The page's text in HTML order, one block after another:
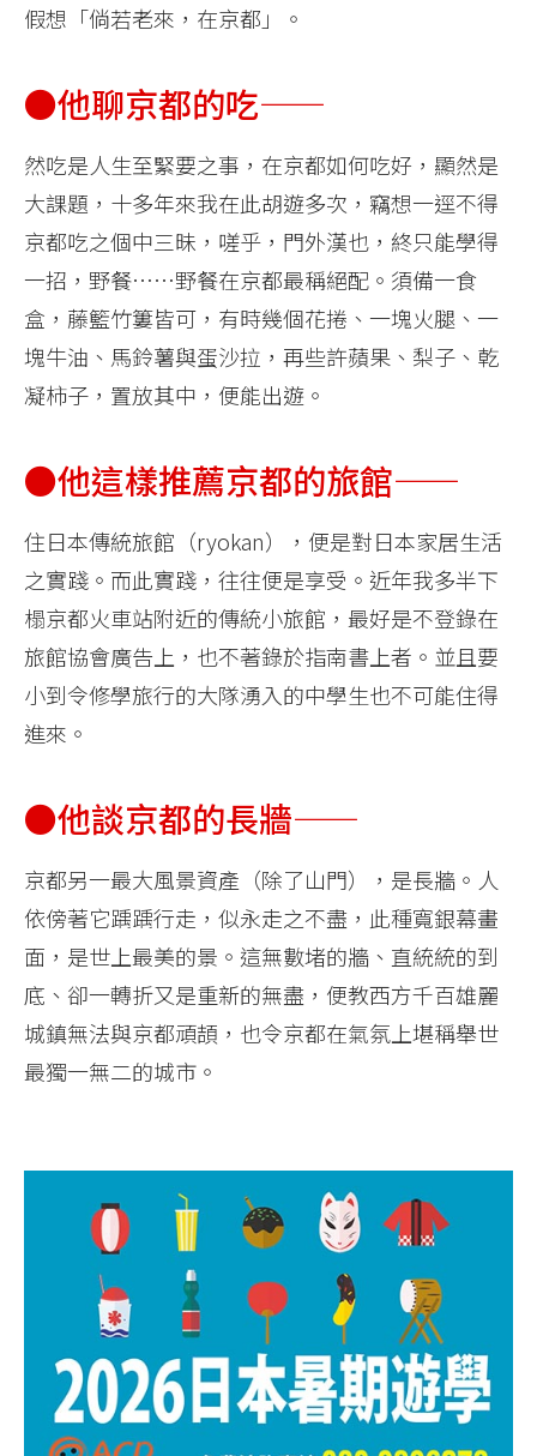
假想「倘若老來，在京都」。
●他聊京都的吃——
然吃是人生至緊要之事，在京都如何吃好，顯然是
大課題，十多年來我在此胡遊多次，竊想一逕不得
京都吃之個中三昧，嗟乎，門外漢也，終只能學得
一招，野餐……野餐在京都最稱絕配。須備一食
盒，藤籃竹簍皆可，有時幾個花捲、一塊火腿、一
塊牛油、馬鈴薯與蛋沙拉，再些許蘋果、梨子、乾
凝柿子，置放其中，便能出遊。
●他這樣推薦京都的旅館——
住日本傳統旅館（ryokan），便是對日本家居生活
之實踐。而此實踐，往往便是享受。近年我多半下
榻京都火車站附近的傳統小旅館，最好是不登錄在
旅館協會廣告上，也不著錄於指南書上者。並且要
小到令修學旅行的大隊湧入的中學生也不可能住得
進來。
●他談京都的長牆——
京都另一最大風景資產（除了山門），是長牆。人
依傍著它踽踽行走，似永走之不盡，此種寬銀幕畫
面，是世上最美的景。這無數堵的牆、直統統的到
底、卻一轉折又是重新的無盡，便教西方千百雄麗
城鎮無法與京都頑頡，也令京都在氣氛上堪稱舉世
最獨一無二的城市。